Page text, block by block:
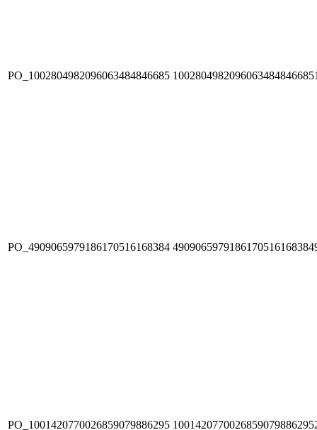
PO_1002804982096063484846685
PO_4909065979186170516168384
PO_1001420770026859079886295